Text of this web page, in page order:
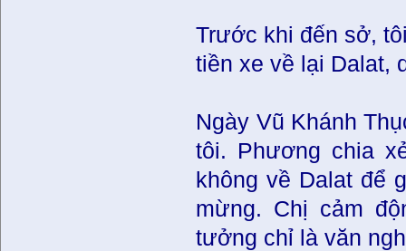
Trước khi đến sở,
tiền xe về lại Dalat,
Ngày Vũ Khánh
tôi. Phương chia
không về Dalat để
mừng. Chị cảm
tưởng chỉ là văn